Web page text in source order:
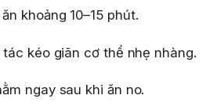
khoảng 10–15 phút.
kéo giãn cơ thể nhẹ nhàng.
ngay sau khi ăn no.